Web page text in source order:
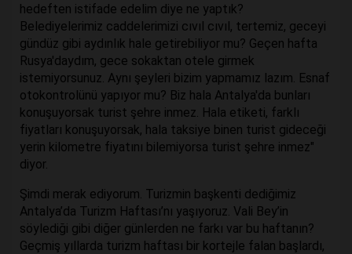
hedeften istifade edelim diye ne yaptık?
Belediyelerimiz caddelerimizi cıvıl cıvıl, tertemiz, geceyi
gündüz gibi aydınlık hale getirebiliyor mu? Geçen hafta
Rusya'daydım, gece sokaktan otele girmek
istemiyorsunuz. Aynı şeyleri bizim yapmamız lazım. Esnaf
otokontrolünü yapıyor mu? Biz hala Antalya'da bunları
konuşuyorsak turist şehre inmez. Hala etiketi, farklı
fiyatları konuşuyorsak, hala taksiye binen turist gideceği
yerin kilometre fiyatını bilemiyorsa turist şehre inmez"
diyor.
Şimdi merak ediyorum. Turizmin başkenti dediğimiz
Antalya’da Turizm Haftası’nı yaşıyoruz. Vali Bey’in
söylediği gibi diğer günlerden ne farkı var bu haftanın?
Geçmiş yıllarda turizm haftası bir kortejle falan başlardı,